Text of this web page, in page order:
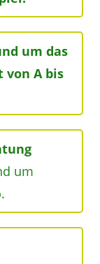
um das
von A bis
um